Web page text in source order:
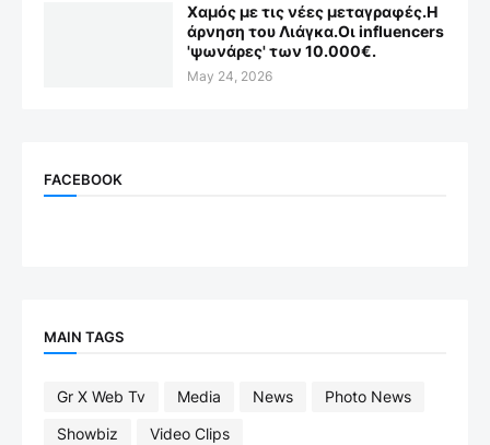
Χαμός με τις νέες μεταγραφές.Η
άρνηση του Λιάγκα.Οι influencers
'ψωνάρες' των 10.000€.
May 24, 2026
FACEBOOK
MAIN TAGS
Gr X Web Tv Media News
Photo News
Showbiz
Video Clips